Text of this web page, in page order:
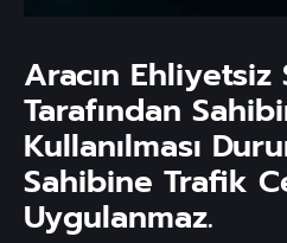
Aracın Ehliyetsiz
Tarafından
Kullanılması
Sahibine Trafik
Uygulanmaz.